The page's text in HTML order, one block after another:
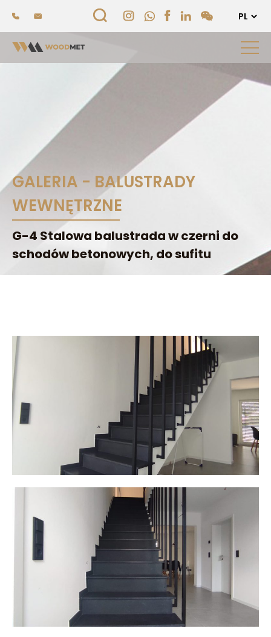
GALERIA - BALUSTRADY
WEWNĘTRZNE
G-4 Stalowa balustrada w czerni do
schodów betonowych, do sufitu